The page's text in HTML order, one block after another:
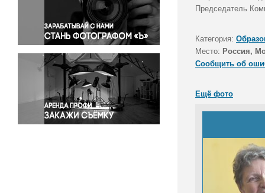
Правосудие
Происшествия и конфликты
Религия
Светская жизнь
Спорт
Экология
Экономика и бизнес
Председатель
Категория:
Место: Россия,
Сообщить об
Ещё фото